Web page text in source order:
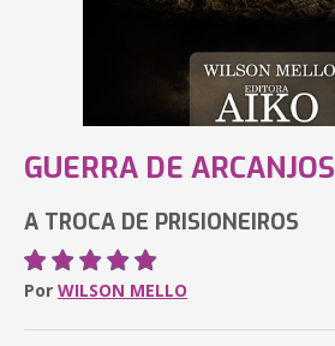
GUERRA DE ARCANJOS
A TROCA DE PRISIONEIROS
Por WILSON MELLO